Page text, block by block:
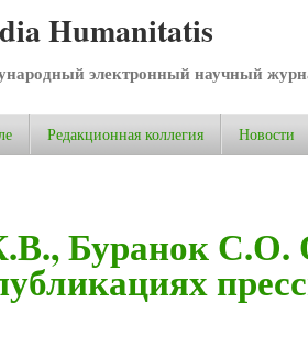
Humanitatis
электронный научный
Редакционная коллегия Новости
Буранок С.О.